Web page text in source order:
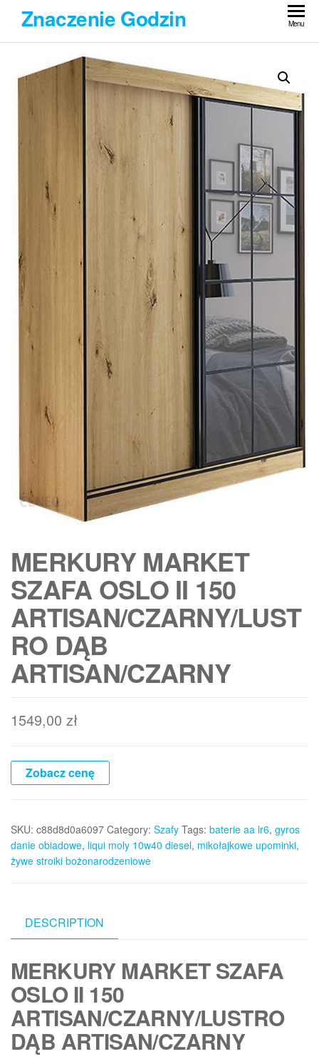
Przejdź
treści
Znaczenie Godzin Menu
MERKURY MARKET
SZAFA OSLO II 150
ARTISAN/CZARNY/LUST
RO DĄB
ARTISAN/CZARNY
1549,00 zł
Zobacz cenę
SKU: c88d8d0a6097 Category: Szafy Tags: baterie aa lr6, gyros
danie obiadowe, liqui moly 10w40 diesel, mikołajkowe upominki,
żywe stroiki bożonarodzeniowe
DESCRIPTION
MERKURY MARKET SZAFA
OSLO II 150
ARTISAN/CZARNY/LUSTRO
DĄB ARTISAN/CZARNY